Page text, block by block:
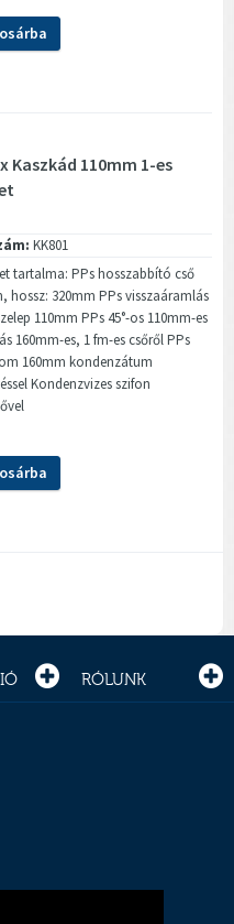
Kaszkád 110mm 1-es
KK801
tartalma: PPs hosszabbító cső
hossz: 320mm PPs visszaáramlás
110mm PPs 45°-os 110mm-es
160mm-es, 1 fm-es csőről PPs
160mm kondenzátum
Kondenzvizes szifon
RÓLUNK